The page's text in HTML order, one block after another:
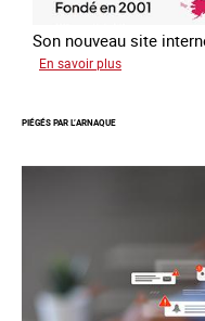
Son nouveau site
En savoir plus
la
PIÉGÉS PAR L’ARNAQUE